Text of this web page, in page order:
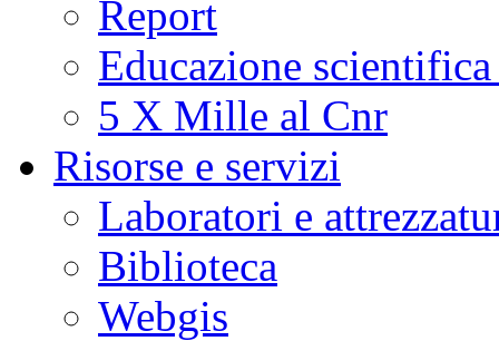
Report
Educazione
5 X Mille al Cnr
Risorse e servizi
Laboratori e
Biblioteca
Webgis